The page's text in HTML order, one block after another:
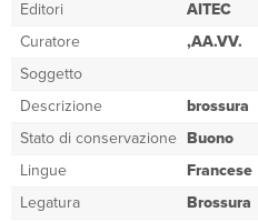
Editori
AITEC
Curatore
,AA.VV.
Soggetto
Descrizione
brossura
Stato di conservazione Buono
Lingue
Francese
Legatura
Brossura